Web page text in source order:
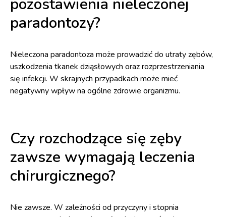
pozostawienia nieleczonej
paradontozy?
Nieleczona paradontoza może prowadzić do utraty zębów,
uszkodzenia tkanek dziąsłowych oraz rozprzestrzeniania
się infekcji. W skrajnych przypadkach może mieć
negatywny wpływ na ogólne zdrowie organizmu.
Czy rozchodzące się zęby
zawsze wymagają leczenia
chirurgicznego?
Nie zawsze. W zależności od przyczyny i stopnia